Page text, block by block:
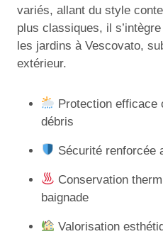
variés, allant du style
plus classiques, il
les jardins à Vescovato,
extérieur.
Protection efficace
débris
Sécurité renforcée
Conservation
baignade
Valorisation